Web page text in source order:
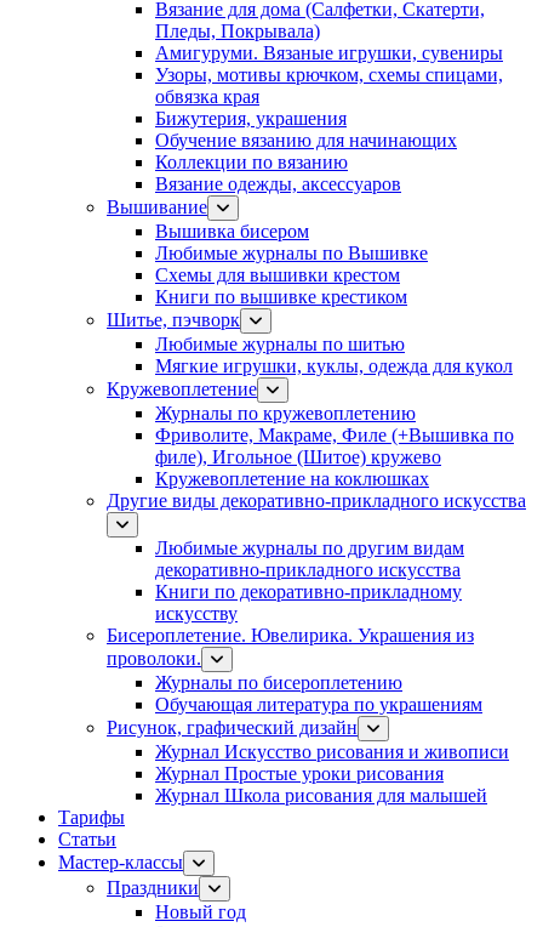
Вязание для дома (Салфетки, Скатерти,
Пледы, Покрывала)
Амигуруми. Вязаные игрушки, сувениры
Узоры, мотивы крючком, схемы спицами,
обвязка края
Бижутерия, украшения
Обучение вязанию для начинающих
Коллекции по вязанию
Вязание одежды, аксессуаров
Вышивание
Вышивка бисером
Любимые журналы по Вышивке
Схемы для вышивки крестом
Книги по вышивке крестиком
Шитье, пэчворк
Любимые журналы по шитью
Мягкие игрушки, куклы, одежда для кукол
Кружевоплетение
Журналы по кружевоплетению
Фриволите, Макраме, Филе (+Вышивка по
филе), Игольное (Шитое) кружево
Кружевоплетение на коклюшках
Другие виды декоративно-прикладного искусства
Любимые журналы по другим видам
декоративно-прикладного искусства
Книги по декоративно-прикладному
искусству
Бисероплетение. Ювелирика. Украшения из
проволоки.
Журналы по бисероплетению
Обучающая литература по украшениям
Рисунок, графический дизайн
Журнал Искусство рисования и живописи
Журнал Простые уроки рисования
Журнал Школа рисования для малышей
Тарифы
Статьи
Мастер-классы
Праздники
Новый год